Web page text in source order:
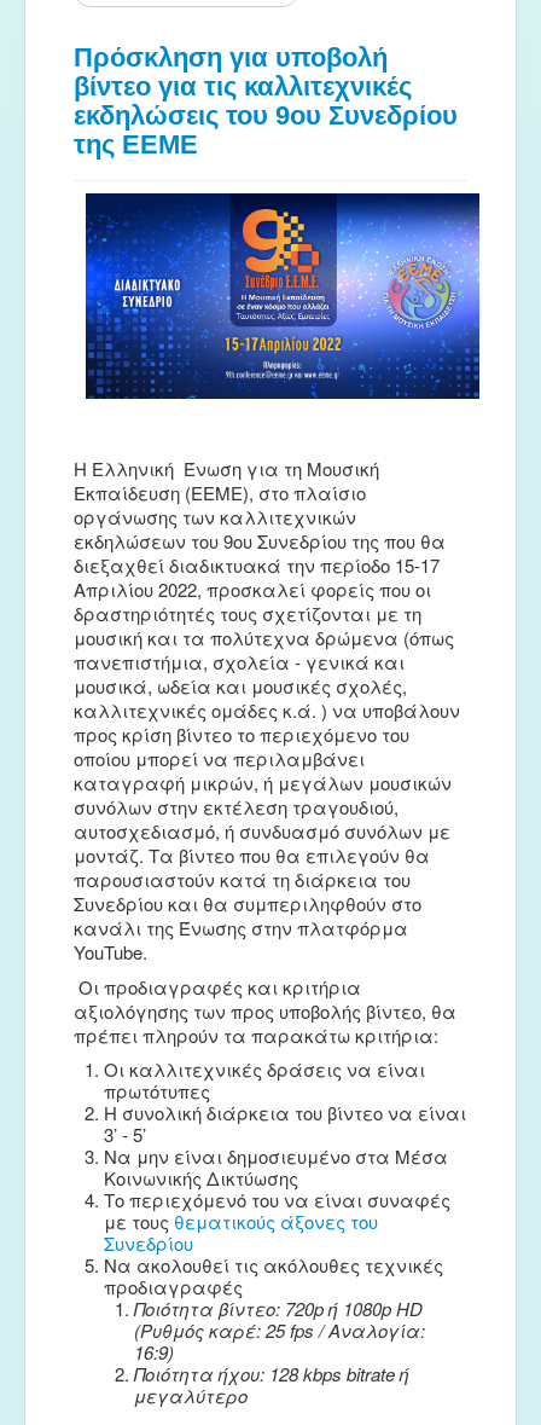
Δωρεάν Υλικό
Εκδόσεις
Ενημέρωση
Θερινή συνάντηση
Μουσικές Ομάδες
Ευτέρπη
Musapps
Πρόσκληση για υποβολή
βίντεο για τις καλλιτεχνικές
εκδηλώσεις του 9ου Συνεδρίου
της ΕΕΜΕ
Η Ελληνική Ένωση για τη Μουσική
Εκπαίδευση (ΕΕΜΕ), στο πλαίσιο
οργάνωσης των καλλιτεχνικών
εκδηλώσεων του 9ου Συνεδρίου της που θα
διεξαχθεί διαδικτυακά την περίοδο 15-17
Απριλίου 2022, προσκαλεί φορείς που οι
δραστηριότητές τους σχετίζονται με τη
μουσική και τα πολύτεχνα δρώμενα (όπως
πανεπιστήμια, σχολεία - γενικά και
μουσικά, ωδεία και μουσικές σχολές,
καλλιτεχνικές ομάδες κ.ά. ) να υποβάλουν
προς κρίση βίντεο το περιεχόμενο του
οποίου μπορεί να περιλαμβάνει
καταγραφή μικρών, ή μεγάλων μουσικών
συνόλων στην εκτέλεση τραγουδιού,
αυτοσχεδιασμό, ή συνδυασμό συνόλων με
μοντάζ. Τα βίντεο που θα επιλεγούν θα
παρουσιαστούν κατά τη διάρκεια του
Συνεδρίου και θα συμπεριληφθούν στο
κανάλι της Ένωσης στην πλατφόρμα
YouTube.
Οι προδιαγραφές και κριτήρια
αξιολόγησης των προς υποβολής βίντεο, θα
πρέπει πληρούν τα παρακάτω κριτήρια:
Οι καλλιτεχνικές δράσεις να είναι
πρωτότυπες
Η συνολική διάρκεια του βίντεο να είναι
3’ - 5’
Να μην είναι δημοσιευμένο στα Μέσα
Κοινωνικής Δικτύωσης
Το περιεχόμενό του να είναι συναφές
με τους θεματικούς άξονες του
Συνεδρίου
Να ακολουθεί τις ακόλουθες τεχνικές
προδιαγραφές
Ποιότητα βίντεο: 720p ή 1080p HD
(Ρυθμός καρέ: 25 fps / Αναλογία:
16:9)
Ποιότητα ήχου: 128 kbps bitrate ή
μεγαλύτερο